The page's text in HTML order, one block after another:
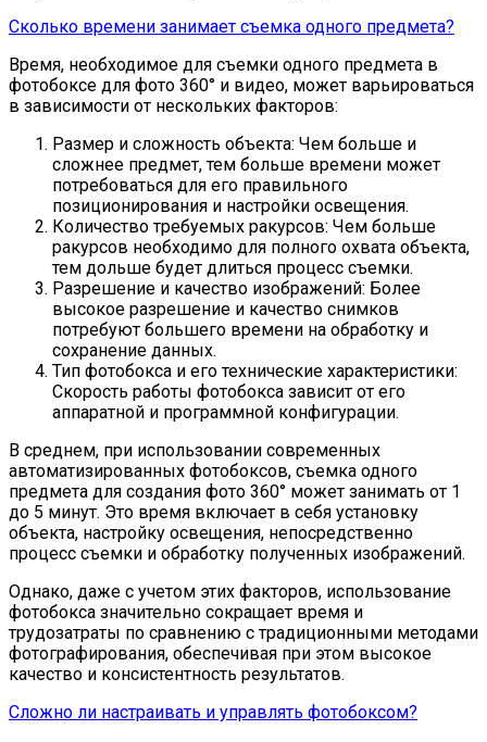
Сколько времени занимает съемка одного предмета?
Время, необходимое для съемки одного предмета в
фотобоксе для фото 360° и видео, может варьироваться
в зависимости от нескольких факторов:
Размер и сложность объекта: Чем больше и
сложнее предмет, тем больше времени может
потребоваться для его правильного
позиционирования и настройки освещения.
Количество требуемых ракурсов: Чем больше
ракурсов необходимо для полного охвата объекта,
тем дольше будет длиться процесс съемки.
Разрешение и качество изображений: Более
высокое разрешение и качество снимков
потребуют большего времени на обработку и
сохранение данных.
Тип фотобокса и его технические характеристики:
Скорость работы фотобокса зависит от его
аппаратной и программной конфигурации.
В среднем, при использовании современных
автоматизированных фотобоксов, съемка одного
предмета для создания фото 360° может занимать от 1
до 5 минут. Это время включает в себя установку
объекта, настройку освещения, непосредственно
процесс съемки и обработку полученных изображений.
Однако, даже с учетом этих факторов, использование
фотобокса значительно сокращает время и
трудозатраты по сравнению с традиционными методами
фотографирования, обеспечивая при этом высокое
качество и консистентность результатов.
Сложно ли настраивать и управлять фотобоксом?